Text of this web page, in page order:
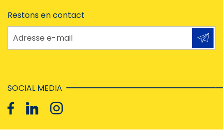
Restons en contact
Adresse e-mail
SOCIAL MEDIA